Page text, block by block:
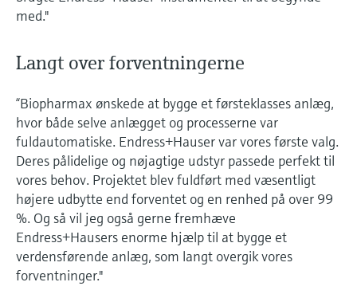
med."
Langt over forventningerne
“Biopharmax ønskede at bygge et førsteklasses anlæg,
hvor både selve anlægget og processerne var
fuldautomatiske. Endress+Hauser var vores første valg.
Deres pålidelige og nøjagtige udstyr passede perfekt til
vores behov. Projektet blev fuldført med væsentligt
højere udbytte end forventet og en renhed på over 99
%. Og så vil jeg også gerne fremhæve
Endress+Hausers enorme hjælp til at bygge et
verdensførende anlæg, som langt overgik vores
forventninger."